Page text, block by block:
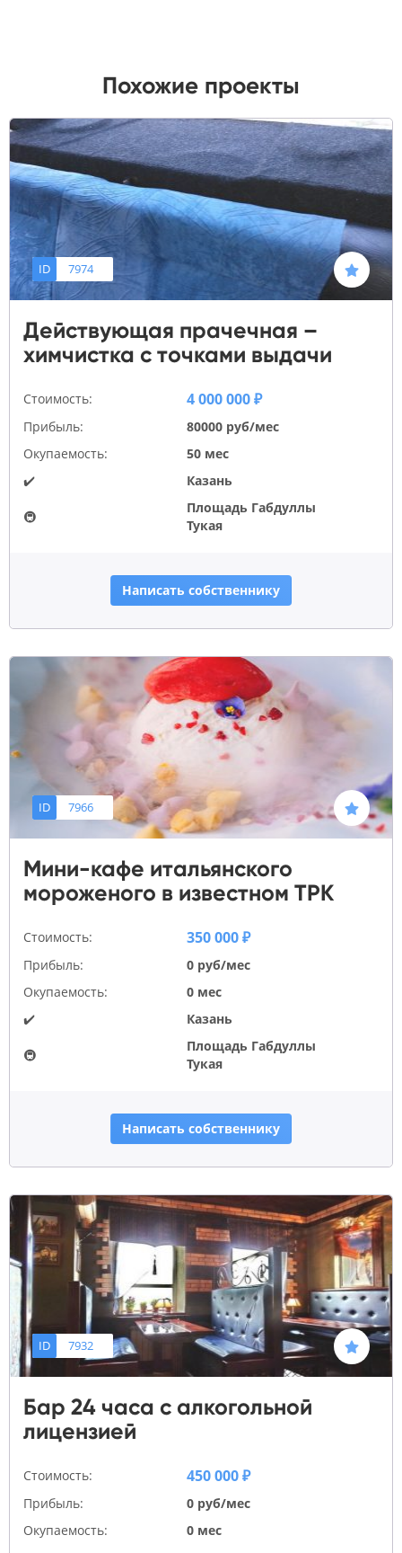
Похожие проекты
ID 7974
Действующая прачечная –
химчистка с точками выдачи
Стоимость: 4 000 000 ₽
Прибыль:
80000 руб/мес
Окупаемость:
50 мес
✔️
Казань
🚇
Площадь Габдуллы
Тукая
Написать собственнику
ID 7966
Мини-кафе итальянского
мороженого в известном ТРК
Стоимость: 350 000 ₽
Прибыль:
0 руб/мес
Окупаемость:
0 мес
✔️
Казань
🚇
Площадь Габдуллы
Тукая
Написать собственнику
ID 7932
Бар 24 часа с алкогольной
лицензией
Стоимость: 450 000 ₽
Прибыль:
0 руб/мес
Окупаемость:
0 мес